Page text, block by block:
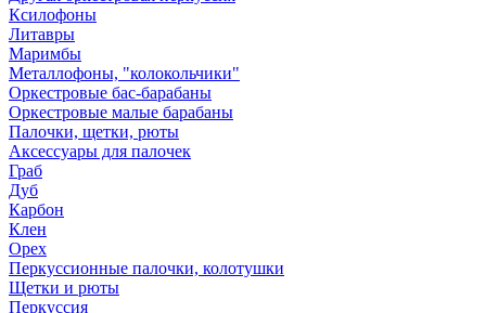
Ксилофоны
Литавры
Маримбы
Металлофоны, "колокольчики"
Оркестровые бас-барабаны
Оркестровые малые барабаны
Палочки, щетки, рюты
Аксессуары для палочек
Граб
Дуб
Карбон
Клен
Орех
Перкуссионные палочки, колотушки
Щетки и рюты
Перкуссия